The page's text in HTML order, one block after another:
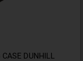
DUNHILL